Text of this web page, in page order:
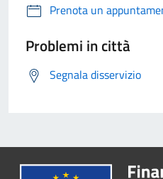
Prenota un
Problemi in città
Segnala disservizio